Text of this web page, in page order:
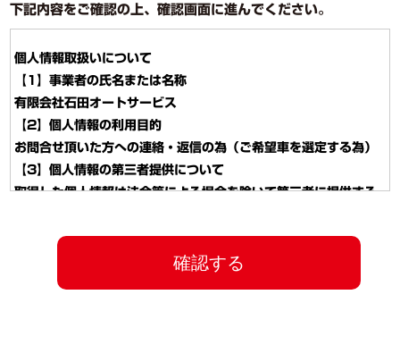
下記内容をご確認の上、確認画面に進んでください。
個人情報取扱いについて
【1】事業者の氏名または名称
有限会社石田オートサービス
【2】個人情報の利用目的
お問合せ頂いた方への連絡・返信の為（ご希望車を選定する為）
【3】個人情報の第三者提供について
取得した個人情報は法令等による場合を除いて第三者に提供する
【4】個人情報の取扱いの委託について
取得した個人情報の取扱いの全部又は、一部を委託することはあ
りません。